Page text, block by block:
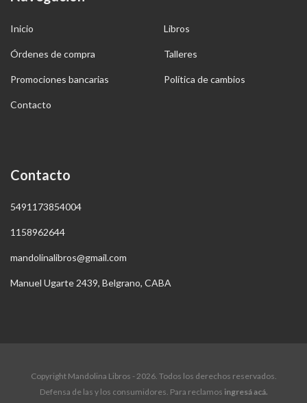
Inicio Libros
Órdenes de compra Talleres
Promociones bancarias Política de cambios
Contacto
Contacto
5491173854004
1158962644
mandolinalibros@gmail.com
Manuel Ugarte 2439, Belgrano, CABA
Copyright Mandolina Libros - 2026. Todos los derechos reservados.
Defensa de las y los consumidores. Para reclamos ingresá acá.